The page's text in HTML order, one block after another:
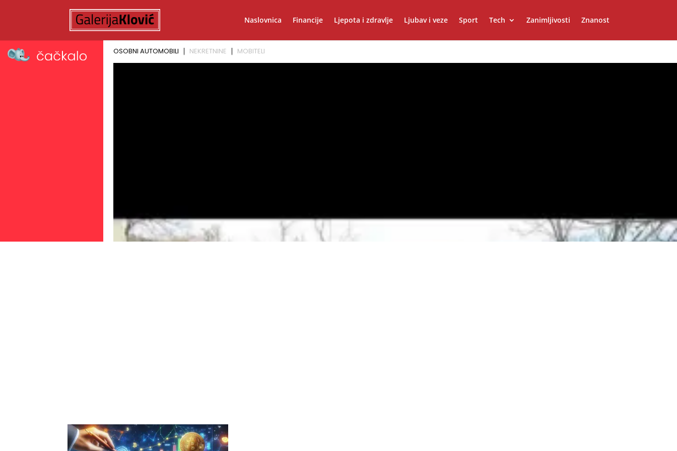
Naslovnica Financije Ljepota i zdravlje Ljubav i veze Sport Tech Zanimljivosti Znanost